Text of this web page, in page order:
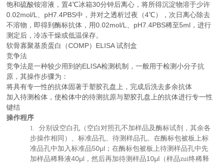
饱和硫酸铵溶液，置4℃冰箱30分钟后离心，将所得沉淀物溶于少许
0.02mol/L、pH7.4PBS中，并对之透析过夜（4℃），次日离心除去
不溶物，即得到酶标抗体，用0.02mol/L、pH7.4PBS稀至5ml，进行
测定后，冷冻干燥或低温保存。
软骨寡聚基质蛋白（COMP）ELISA 试剂盒
竞争法
竞争法是一种较少用到的ELISA检测机制，一般用于检测小分子抗
原，其操作步骤为：
将具有专一性的抗体固著于塑胶孔盘上，完成后洗去多余抗体
加入待测检体，使检体中的待测抗原与塑胶孔盘上的抗体进行专一性
键结
操作程序
1.分别设空白孔（空白对照孔不加样品及酶标试剂，其余各
步操作相同）、标准品孔、待测样品孔。在酶标包被板上标
准品孔中加入标准品50μl ；在酶标包被板上待测样品孔中先
加样品稀释液40μl ，然后再加待测样品10μl （样品zui终稀释